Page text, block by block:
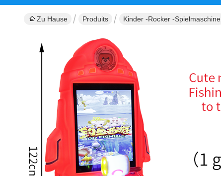
Zu Hause Produits Kinder -Rocker -Spielmaschine